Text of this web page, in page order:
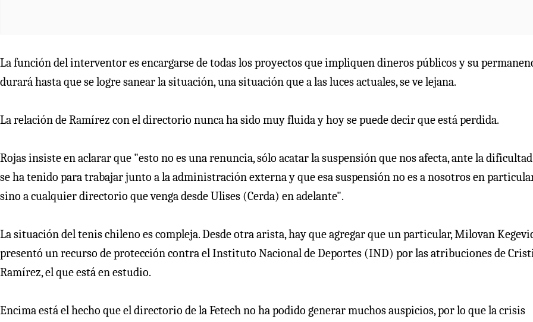
La función del interventor es encargarse de todas los proyectos que impliquen dineros públicos y su
durará hasta que se logre sanear la situación, una situación que a las luces actuales, se ve lejana.
La relación de Ramírez con el directorio nunca ha sido muy fluida y hoy se puede decir que está perdida.
Rojas insiste en aclarar que "esto no es una renuncia, sólo acatar la suspensión que nos afecta, ante la
se ha tenido para trabajar junto a la administración externa y que esa suspensión no es a nosotros en
sino a cualquier directorio que venga desde Ulises (Cerda) en adelante".
La situación del tenis chileno es compleja. Desde otra arista, hay que agregar que un particular, Milovan
presentó un recurso de protección contra el Instituto Nacional de Deportes (IND) por las atribuciones de
Ramírez, el que está en estudio.
Encima está el hecho que el directorio de la Fetech no ha podido generar muchos auspicios, por lo que la crisis